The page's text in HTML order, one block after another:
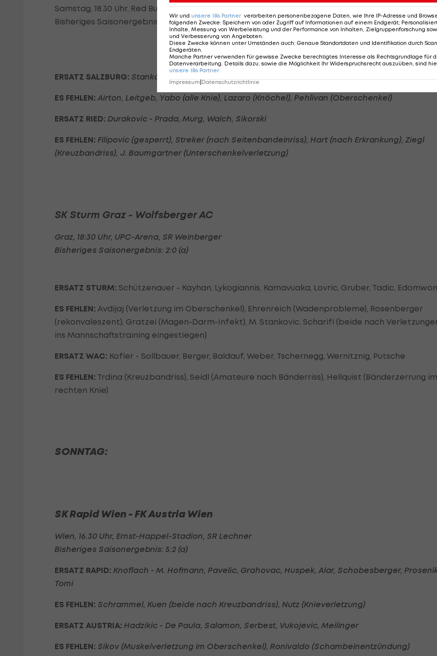
Samstag, 18.30 Uhr, Red Bull-Arena, SR Kollegger
Bisheriges Saisonergebnis: 4:1 (a)
ERSATZ SALZBURG: Stankovic - Hinteregger, Lainer, Laimer, Mukhtar, Reyna, Nielsen
ES FEHLEN: Airton, Leitgeb, Yabo (alle Knie), Lazaro (Knöchel), Pehlivan (Oberschenkel)
ERSATZ RIED: Durakovic - Prada, Murg, Walch, Sikorski
ES FEHLEN: Filipovic (gesperrt), Streker (nach Seitenbandeinriss), Hart (nach Erkrankung), Ziegl
(Kreuzbandriss), J. Baumgartner (Unterschenkelverletzung)
SK Sturm Graz - Wolfsberger AC
Graz, 18:30 Uhr, UPC-Arena, SR Weinberger
Bisheriges Saisonergebnis: 2:0 (a)
ERSATZ STURM: Schützenauer - Kayhan, Lykogiannis, Kamavuaka, Lovric, Gruber, Tadic,
ES FEHLEN: Avdijaj (Verletzung im Oberschenkel), Ehrenreich (Wadenprobleme), Rosenberger
(rekonvaleszent), Gratzei (Magen-Darm-Infekt), M. Stankovic, Scharifi (beide nach
ins Mannschaftstraining eingestiegen)
ERSATZ WAC: Kofler - Sollbauer, Berger, Baldauf, Weber, Tschernegg, Wernitznig, Putsche
ES FEHLEN: Trdina (Kreuzbandriss), Seidl (Amateure nach Bänderriss), Hellquist (Bänderzerrung im
rechten Knie)
SONNTAG:
SK Rapid Wien - FK Austria Wien
Wien, 16.30 Uhr, Ernst-Happel-Stadion, SR Lechner
Bisheriges Saisonergebnis: 5:2 (a)
ERSATZ RAPID: Knoflach - M. Hofmann, Pavelic, Grahovac, Huspek, Alar, Schobesberger,
Tomi
ES FEHLEN: Schrammel, Kuen (beide nach Kreuzbandriss), Nutz (Knieverletzung)
ERSATZ AUSTRIA: Hadzikic - De Paula, Salamon, Serbest, Vukojevic, Meilinger
ES FEHLEN: Sikov (Muskelverletzung im Oberschenkel), Ronivaldo (Schambeinentzündung)
Wir und unsere 186 Partner verarbeiten personenbezogene Daten, wie Ihre IP-Adresse und
folgenden Zwecke: Speichern von oder Zugriff auf Informationen auf einem Endgerät;
Inhalte, Messung von Werbeleistung und der Performance von Inhalten, Zielgruppenforschung
und Verbesserung von Angeboten.
Diese Zwecke können unter Umständen auch: Genaue Standortdaten und Identifikation durch
Endgeräten.
Manche Partner verwenden für gewisse Zwecke berechtigtes Interesse als Rechtsgrundlage für
Datenverarbeitung. Details dazu, sowie die Möglichkeit Ihr Widerspruchsrecht auszuüben, sind
unsere 186 Partner
Impressum Datenschutzrichtlinie